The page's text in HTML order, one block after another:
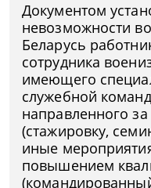
Документом
невозможности
Беларусь
сотрудника
имеющего
служебной
направленного
(стажировку,
иные
повышением